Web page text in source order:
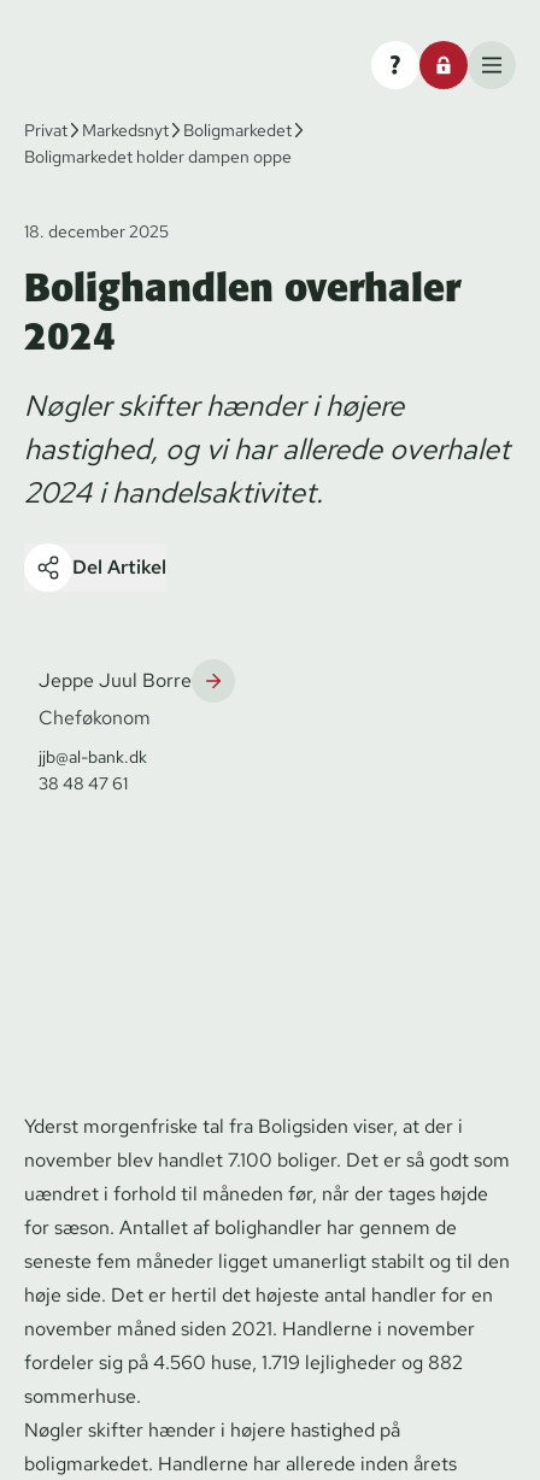
Privat Markedsnyt
Boligmarkedet
Boligmarkedet holder dampen oppe
18. december 2025
Bolighandlen overhaler
2024
Nøgler skifter hænder i højere
hastighed, og vi har allerede overhalet
2024 i handelsaktivitet.
Del Artikel
Jeppe Juul Borre
Cheføkonom
jjb@al-bank.dk
38 48 47 61
Yderst morgenfriske tal fra Boligsiden viser, at der i
november blev handlet 7.100 boliger. Det er så godt som
uændret i forhold til måneden før, når der tages højde
for sæson. Antallet af bolighandler har gennem de
seneste fem måneder ligget umanerligt stabilt og til den
høje side. Det er hertil det højeste antal handler for en
november måned siden 2021. Handlerne i november
fordeler sig på 4.560 huse, 1.719 lejligheder og 882
sommerhuse.
Nøgler skifter hænder i højere hastighed på
boligmarkedet. Handlerne har allerede inden årets